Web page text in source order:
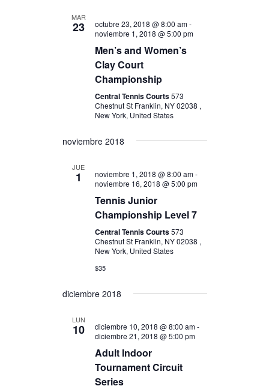
i
s
s
d
v
e
t
o
MAR
23 octubre 23, 2018 @ 8:00 am-
noviembre 1, 2018 @ 5:00 pm
Men’s and Women’s
Clay Court
Championship
Central Tennis Courts573
Chestnut St Franklin, NY 02038 ,
New York, United States
noviembre 2018
JUE
1 noviembre 1, 2018 @ 8:00 am-
noviembre 16, 2018 @ 5:00 pm
Tennis Junior
Championship Level 7
Central Tennis Courts573
Chestnut St Franklin, NY 02038 ,
New York, United States
$35
diciembre 2018
LUN
10 diciembre 10, 2018 @ 8:00 am-
diciembre 21, 2018 @ 5:00 pm
Adult Indoor
Tournament Circuit
Series